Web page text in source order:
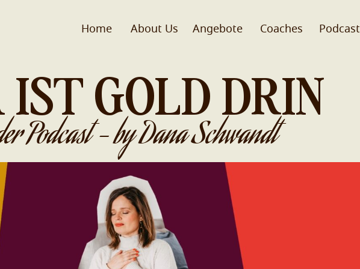
Home About Us Coaches
Angebote Podcast
IST GOLD DRIN
Podcast - by Dana Schwandt